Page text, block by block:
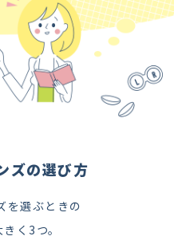
ズの選び方
を選ぶときの
く3つ。